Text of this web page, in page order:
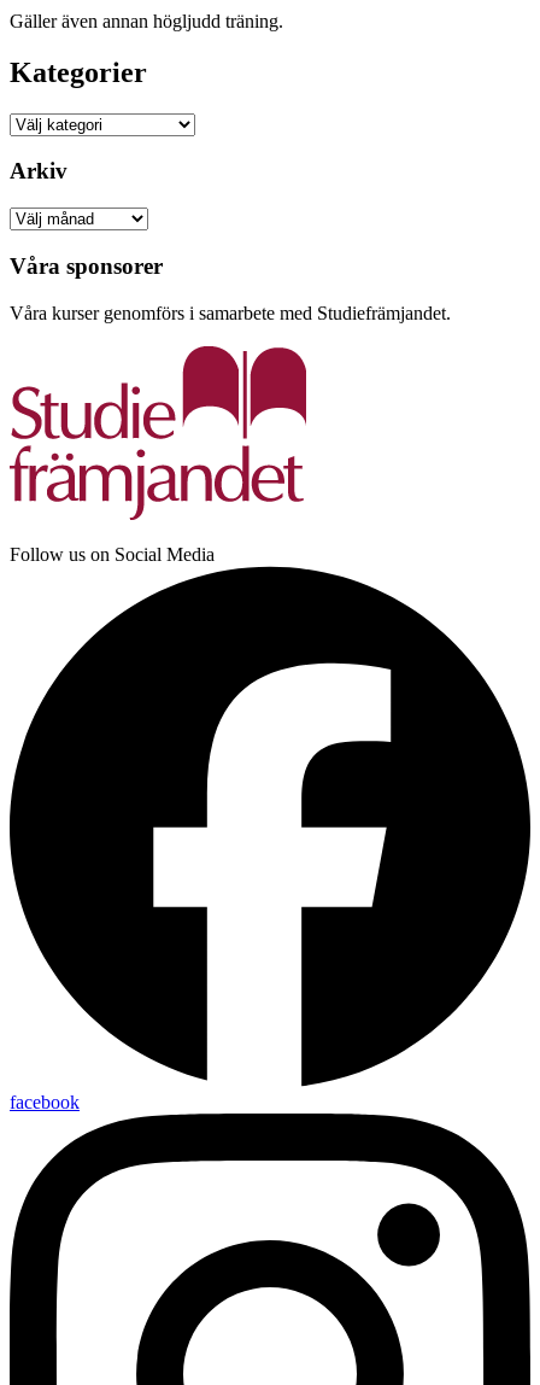
Gäller även annan högljudd träning.
Kategorier
Kategorier
Arkiv
Arkiv
Våra sponsorer
Våra kurser genomförs i samarbete med Studiefrämjandet.
Follow us on Social Media
facebook